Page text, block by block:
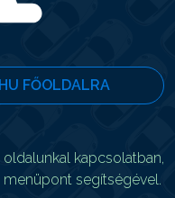
FŐOLDALRA
kapcsolatban,
segítségével.